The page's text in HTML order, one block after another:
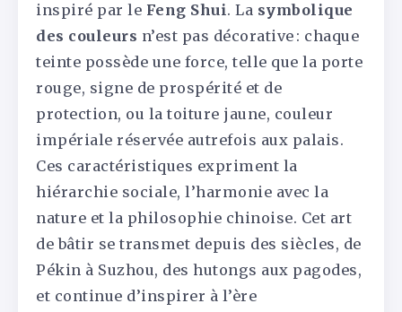
inspiré par le Feng Shui. La symbolique
des couleurs n’est pas décorative : chaque
teinte possède une force, telle que la porte
rouge, signe de prospérité et de
protection, ou la toiture jaune, couleur
impériale réservée autrefois aux palais.
Ces caractéristiques expriment la
hiérarchie sociale, l’harmonie avec la
nature et la philosophie chinoise. Cet art
de bâtir se transmet depuis des siècles, de
Pékin à Suzhou, des hutongs aux pagodes,
et continue d’inspirer à l’ère